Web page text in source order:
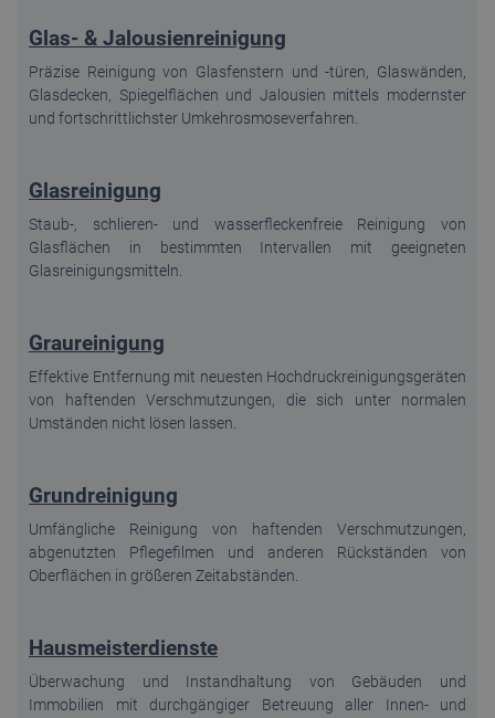
Glas- & Jalousienreinigung
Präzise Reinigung von Glasfenstern und -türen, Glaswänden,
Glasdecken, Spiegelflächen und Jalousien mittels modernster
und fortschrittlichster Umkehrosmoseverfahren.
Glasreinigung
Staub-, schlieren- und wasserfleckenfreie Reinigung von
Glasflächen in bestimmten Intervallen mit geeigneten
Glasreinigungsmitteln.
Graureinigung
Effektive Entfernung mit neuesten Hochdruckreinigungsgeräten
von haftenden Verschmutzungen, die sich unter normalen
Umständen nicht lösen lassen.
Grundreinigung
Umfängliche Reinigung von haftenden Verschmutzungen,
abgenutzten Pflegefilmen und anderen Rückständen von
Oberflächen in größeren Zeitabständen.
Hausmeisterdienste
Überwachung und Instandhaltung von Gebäuden und
Immobilien mit durchgängiger Betreuung aller Innen- und